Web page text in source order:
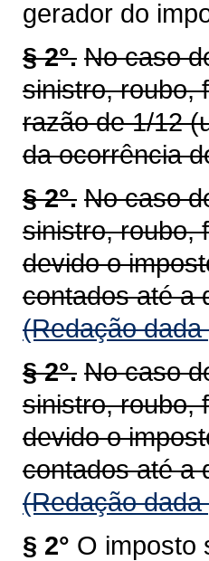
gerador do
§ 2°. No caso
sinistro, roubo,
razão de 1/12
da ocorrência
§ 2°. No caso
sinistro, roubo,
devido o
contados até a
(Redação
§ 2°. No caso
sinistro, roubo,
devido o
contados até a
(Redação
§ 2° O imposto